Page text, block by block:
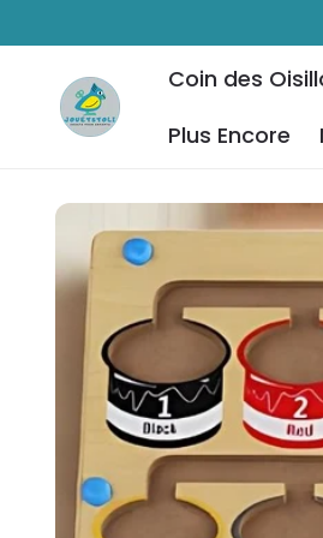
Coin des
Plus Encore
INFORMATIONS
PRODUITS